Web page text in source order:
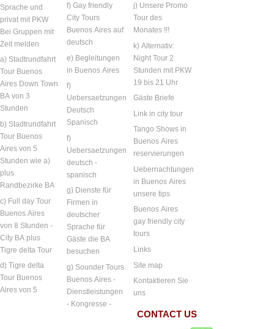
Sprache und
privat mit PKW
Bei Gruppen mit
Zeit melden
a) Stadtrundfahrt
Tour Buenos
Aires Down Town
BA von 3
Stunden
b) Stadtrundfahrt
Tour Buenos
Aires von 5
Stunden wie a)
plus
Randbezirke BA
c) Full day Tour
Buenos Aires
von 8 Stunden -
City BA plus
Tigre delta Tour
d) Tigre delta
Tour Buenos
Aires von 5
f) Gay friendly
City Tours
Buenos Aires auf
deutsch
e) Begleitungen
in Buenos Aires
f)
Uebersaetzungen
Deutsch
Spanisch
f)
Uebersaetzungen
deutsch -
spanisch
g) Dienste für
Firmen in
deutscher
Sprache für
Gäste die BA
besuchen
g) Sounder Tours
Buenos Aires -
Dienstleistungen
- Kongresse -
j) Unsere Promo
Tour des
Monates !!!
k) Alternativ:
Night Tour 2
Stunden mit PKW
19 bis 21 Uhr
Gäste Briefe
Link in city tour
Tango Shows in
Buenos Aires
reservierungen
Uebernachtungen
in Buenos Aires
unsere tips
Buenos Aires
gay friendly city
tours
Links
Site map
Kontaktieren Sie
uns
CONTACT US